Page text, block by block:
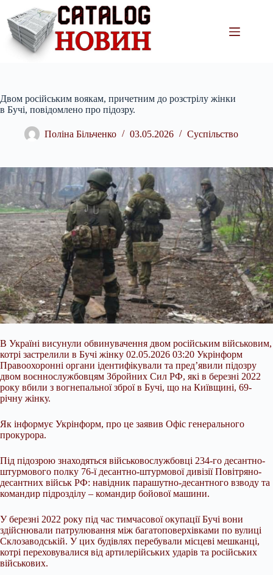
вмісту
Двом російським воякам, причетним до розстрілу жінки
в Бучі, повідомлено про підозру.
Поліна Більченко 03.05.2026 Суспільство
В Україні висунули обвинувачення двом російським військовим,
котрі застрелили в Бучі жінку 02.05.2026 03:20 Укрінформ
Правоохоронні органи ідентифікували та пред’явили підозру
двом воєннослужбовцям Збройних Сил РФ, які в березні 2022
року вбили з вогнепальної зброї в Бучі, що на Київщині, 69-
річну жінку.
Як інформує Укрінформ, про це заявив Офіс генерального
прокурора.
Під підозрою знаходяться військовослужбовці 234-го десантно-
штурмового полку 76-ї десантно-штурмової дивізіїПовітряно-
десантних військ РФ: навідник парашутно-десантного взводу та
командир підрозділу – командир бойової машини.
У березні 2022 року під час тимчасової окупації Бучі вони
здійснювали патрулювання між багатоповерхівками по вулиці
Склозаводській. У цих будівлях перебували місцеві мешканці,
котрі переховувалися від артилерійських ударів та російських
військових.